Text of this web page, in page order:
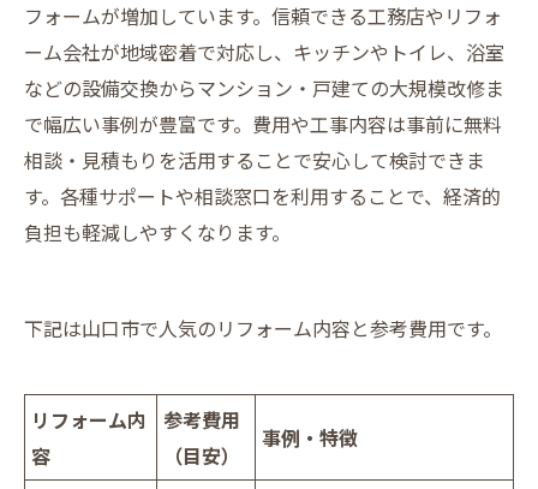
フォームが増加しています。信頼できる工務店やリフォ
ーム会社が地域密着で対応し、キッチンやトイレ、浴室
などの設備交換からマンション・戸建ての大規模改修ま
で幅広い事例が豊富です。費用や工事内容は事前に無料
相談・見積もりを活用することで安心して検討できま
す。各種サポートや相談窓口を利用することで、経済的
負担も軽減しやすくなります。
下記は山口市で人気のリフォーム内容と参考費用です。
リフォーム内
容
参考費用
（目安）
事例・特徴